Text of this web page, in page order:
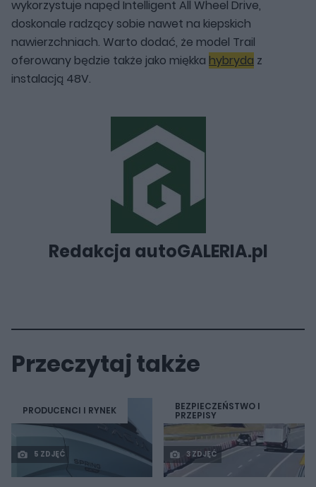
wykorzystuje napęd Intelligent All Wheel Drive,
doskonale radzący sobie nawet na kiepskich
nawierzchniach. Warto dodać, że model Trail
oferowany będzie także jako miękka hybryda z
instalacją 48V.
Redakcja autoGALERIA.pl
Przeczytaj także
PRODUCENCI I RYNEK
5 ZDJĘĆ
BEZPIECZEŃSTWO I
PRZEPISY
3 ZDJĘĆ